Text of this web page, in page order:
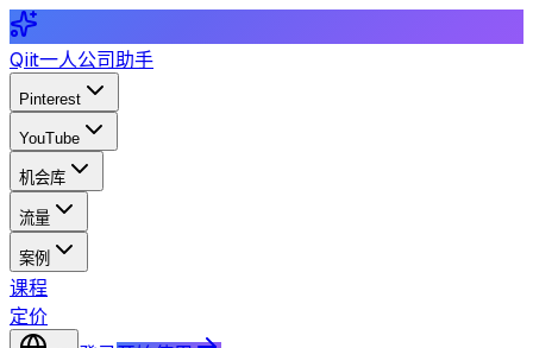
Qiit一人公司助手
Pinterest
YouTube
机会库
流量
案例
课程
定价